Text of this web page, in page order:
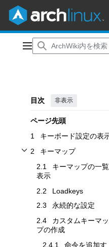
メインメニュー
目次 非表示
ページ先頭
1
キーボード設定の表
2
キーマップ
キーマップサブセクションを切り替
2.1
キーマップの一覧
表示
2.2
Loadkeys
2.3
永続的な設定
2.4
カスタムキーマッ
プの作成
2.4.1
命令を追加す